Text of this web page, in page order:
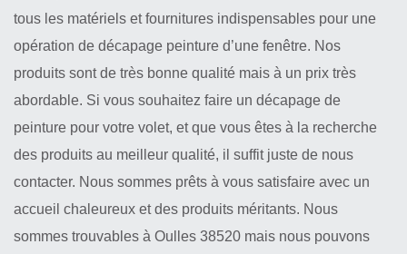
tous les matériels et fournitures indispensables pour une
opération de décapage peinture d’une fenêtre. Nos
produits sont de très bonne qualité mais à un prix très
abordable. Si vous souhaitez faire un décapage de
peinture pour votre volet, et que vous êtes à la recherche
des produits au meilleur qualité, il suffit juste de nous
contacter. Nous sommes prêts à vous satisfaire avec un
accueil chaleureux et des produits méritants. Nous
sommes trouvables à Oulles 38520 mais nous pouvons